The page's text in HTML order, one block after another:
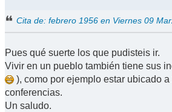
Cita de: febrero 1956 en Viernes 09
Pues qué suerte los que pudisteis ir.
Vivir en un pueblo también tiene sus
), como por ejemplo estar ubicado
conferencias.
Un saludo.